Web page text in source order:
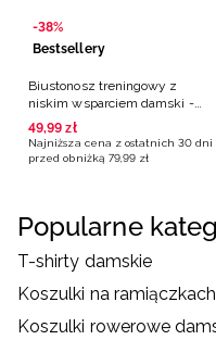
-38%
Bestsellery
Biustonosz treningowy z
niskim wsparciem damski -
czarny
49,99 zł
Najniższa cena z ostatnich 30 dni
przed obniżką 79,99 zł
Popularne
T-shirty damskie